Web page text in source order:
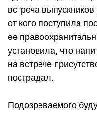
встреча
от кого поступила
ее
установила, что
на встрече
пострадал.
Подозреваемого